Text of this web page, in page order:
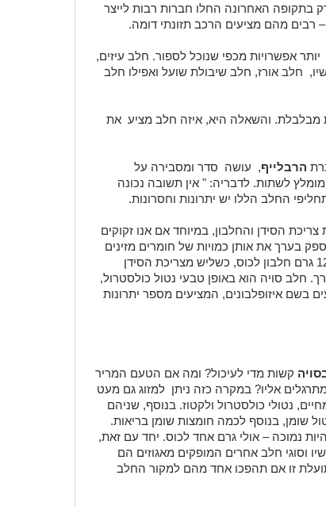
בתקופה האחרונה החלו חברות רבות לייצר
– רבים מהם מציעים הרכב תזונתי דומה.
אפשרויות מכפי שנוכל לספור. חלב עיזים,
חלב אורז, חלב שיבולת שועל ואפילו חלב
מבלבלת. והשאלה היא, איזה חלב מציע את
הרבלייף, עושה סדר ומסבירה על
לשתות. לדבריה: " אין תשובה נכונה
החלב הללו יש יתרונות וחסרונות.
הסידן והחלבון, במיוחד אם אנו זקוקים
בערך את אותן כמויות של חומרים מזינים
כמו כוס חלב פרה או חלב עיזים: 12-7 גרם חלבון לכוס, כשליש מצריכת הסידן
– ו-95 קלוריות לערך. חלב סויה הוא באופן טבעי נטול כולסטרול,
בשם איזופלבונים, המציעים מספר יתרונות
קשות מדי לעיכול? ומה אם הטעם המריר
אליו? במקרה כזה ניתן למזוג גם מעט
נטולי כולסטרול ולקטוז. בנוסף, שניהם
שומן, בנוסף לכמה חומצות שומן בריאות.
נמוכה – אולי גרם אחד לכוס. יחד עם זאת,
וסוגי חלב אחרים המופקים מאגוזים הם
זו אם תהפכו אחד מהם למקור החלב